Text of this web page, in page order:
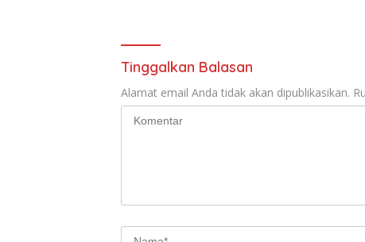
Tinggalkan Balasan
Alamat email Anda tidak akan dipublikasikan.